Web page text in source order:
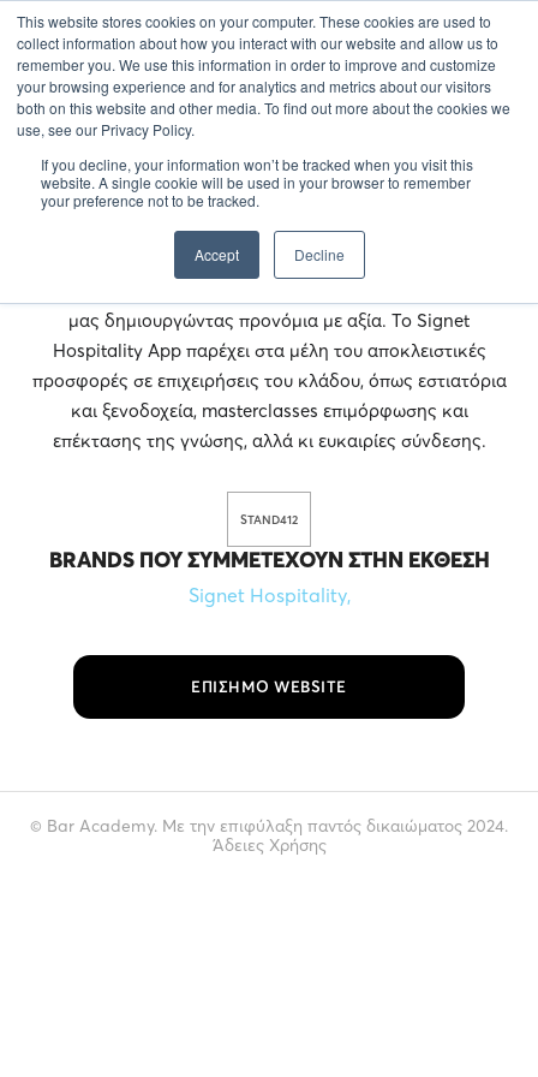
This website stores cookies on your computer. These cookies are used to
collect information about how you interact with our website and allow us to
remember you. We use this information in order to improve and customize
your browsing experience and for analytics and metrics about our visitors
both on this website and other media. To find out more about the cookies we
use, see our Privacy Policy.
If you decline, your information won’t be tracked when you visit this
website. A single cookie will be used in your browser to remember
your preference not to be tracked.
Accept Decline
EL
Το Signet Hospitality αποτελεί ένα διαδικτυακό
οικοσύστημα και μία value-adding πλατφόρμα σύνδεσης
αποκλειστικά για τον κλάδο της εστίασης. Με τη δύναμη
της κοινότητας στο επίκεντρο της φιλοσοφίας μας,
μας δημιουργώντας προνόμια με αξία. To Signet
Hospitality App παρέχει στα μέλη του αποκλειστικές
προσφορές σε επιχειρήσεις του κλάδου, όπως εστιατόρια
και ξενοδοχεία, masterclasses επιμόρφωσης και
επέκτασης της γνώσης, αλλά κι ευκαιρίες σύνδεσης.
STAND412
BRANDS ΠΟΥ ΣΥΜΜΕΤΈΧΟΥΝ ΣΤΗΝ ΈΚΘΕΣΗ
Signet Hospitality,
ΕΠΙΣΗΜΟ WEBSITE
© Bar Academy. Με την επιφύλαξη παντός δικαιώματος 2024.
Άδειες Χρήσης